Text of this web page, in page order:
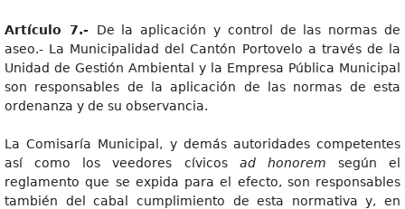
Artículo 7.- De la aplicación y control de las normas de
aseo.- La Municipalidad del Cantón Portovelo a través de la
Unidad de Gestión Ambiental y la Empresa Pública Municipal
son responsables de la aplicación de las normas de esta
ordenanza y de su observancia.
La Comisaría Municipal, y demás autoridades competentes
así como los veedores cívicos ad honorem según el
reglamento que se expida para el efecto, son responsables
también del cabal cumplimiento de esta normativa y, en